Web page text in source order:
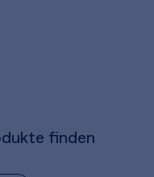
finden